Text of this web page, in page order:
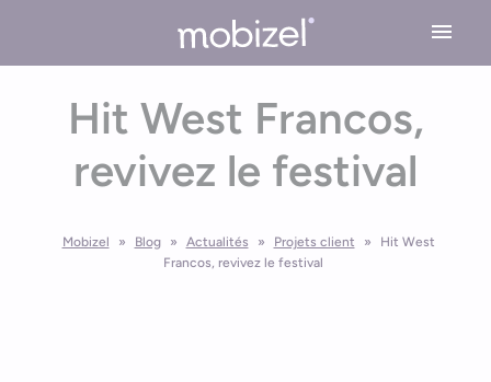
Expertises
Conseil en stratégie mobile
Design UX/UI
Solutions
Application Mobile Métier
Hit West Francos,
revivez le festival
Mobizel » Blog » Actualités » Projets client »
Hit West
Francos, revivez le festival